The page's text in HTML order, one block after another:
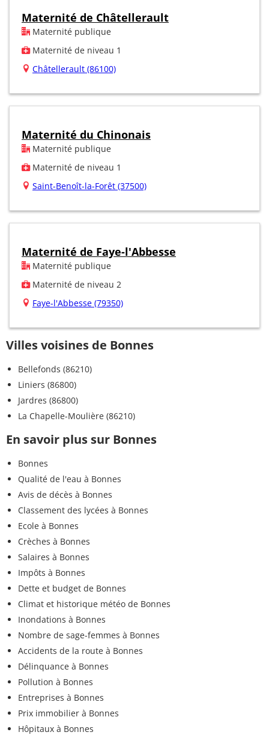
Maternité de Châtellerault
Maternité publique
Maternité de niveau 1
Châtellerault (86100)
Maternité du Chinonais
Maternité publique
Maternité de niveau 1
Saint-Benoît-la-Forêt (37500)
Maternité de Faye-l'Abbesse
Maternité publique
Maternité de niveau 2
Faye-l'Abbesse (79350)
Villes voisines de Bonnes
Bellefonds (86210)
Liniers (86800)
Jardres (86800)
La Chapelle-Moulière (86210)
En savoir plus sur Bonnes
Bonnes
Qualité de l'eau à Bonnes
Avis de décès à Bonnes
Classement des lycées à Bonnes
Ecole à Bonnes
Crèches à Bonnes
Salaires à Bonnes
Impôts à Bonnes
Dette et budget de Bonnes
Climat et historique météo de Bonnes
Inondations à Bonnes
Nombre de sage-femmes à Bonnes
Accidents de la route à Bonnes
Délinquance à Bonnes
Pollution à Bonnes
Entreprises à Bonnes
Prix immobilier à Bonnes
Hôpitaux à Bonnes